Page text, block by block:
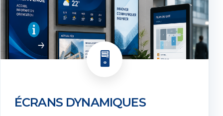
🖥️
ÉCRANS DYNAMIQUES